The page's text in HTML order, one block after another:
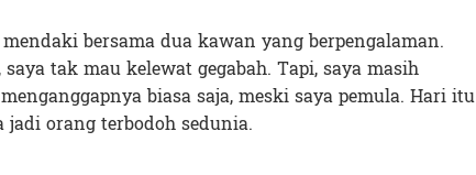
bersama dua kawan yang berpengalaman.
tak mau kelewat gegabah. Tapi, saya masih
biasa saja, meski saya pemula. Hari itu
jadi orang terbodoh sedunia.